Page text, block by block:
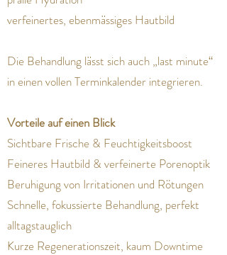
verfeinertes, ebenmässiges Hautbild
Die Behandlung lässt sich auch „last minute“
in einen vollen Terminkalender integrieren.
Vorteile auf einen Blick
Sichtbare Frische & Feuchtigkeitsboost
Feineres Hautbild & verfeinerte Porenoptik
Beruhigung von Irritationen und Rötungen
Schnelle, fokussierte Behandlung, perfekt
alltagstauglich
Kurze Regenerationszeit, kaum Downtime